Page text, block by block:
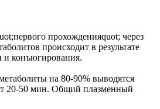
прохожденияquot; через
происходит в результате
и конъюгирования.
на 80-90% выводятся
20-50 мин. Общий плазменный